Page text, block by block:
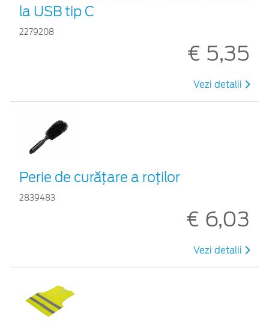
la USB tip C
2279208
€ 5,35
Vezi detalii
Perie de curățare a roților
2839483
€ 6,03
Vezi detalii